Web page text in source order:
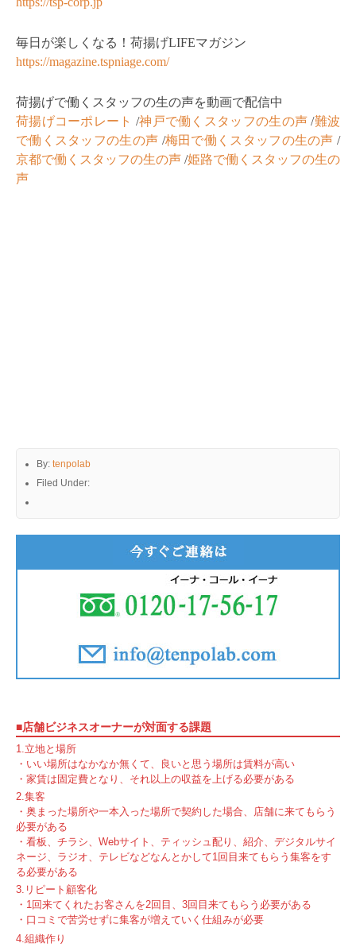
毎日が楽しくなる！荷揚げLIFEマガジン
https://magazine.tspniage.com/
荷揚げで働くスタッフの生の声を動画で配信中
荷揚げコーポレート /神戸で働くスタッフの生の声 /難波
で働くスタッフの生の声 /梅田で働くスタッフの生の声 /
京都で働くスタッフの生の声 /姫路で働くスタッフの生の
声
By: tenpolab
Filed Under:
■店舗ビジネスオーナーが対面する課題
1.立地と場所
・いい場所はなかなか無くて、良いと思う場所は賃料が高い
・家賃は固定費となり、それ以上の収益を上げる必要がある
2.集客
・奥まった場所や一本入った場所で契約した場合、店舗に来てもらう
必要がある
・看板、チラシ、Webサイト、ティッシュ配り、紹介、デジタルサイ
ネージ、ラジオ、テレビなどなんとかして1回目来てもらう集客をす
る必要がある
3.リピート顧客化
・1回来てくれたお客さんを2回目、3回目来てもらう必要がある
・口コミで苦労せずに集客が増えていく仕組みが必要
4.組織作り